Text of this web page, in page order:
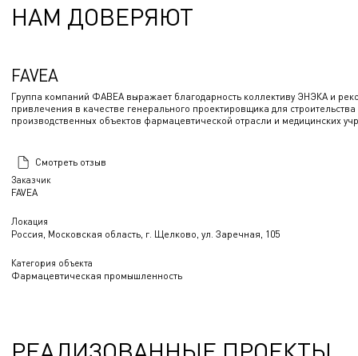
НАМ ДОВЕРЯЮТ
Заказчик
FAVEA
Локация
Россия, Московская область, г. Щелково, ул. Заречная, 105
Категория объекта
Фармацевтическая промышленность
FAVEA
Группа компаний ФАВЕА выражает благодарность коллективу ЭНЭКА и
привлечения в качестве генерального проектировщика для строительства
производственных объектов фармацевтической отрасли и медицинских
Смотреть отзыв